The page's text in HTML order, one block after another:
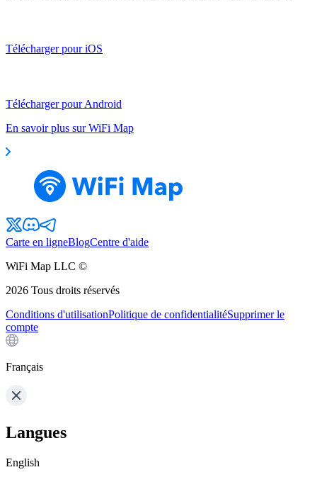
Télécharger pour iOS
Télécharger pour Android
En savoir plus sur WiFi Map
Carte en ligneBlogCentre d'aide
WiFi Map LLC ©
2026 Tous droits réservés
Conditions d'utilisationPolitique de confidentialitéSupprimer le
compte
Français
Langues
English